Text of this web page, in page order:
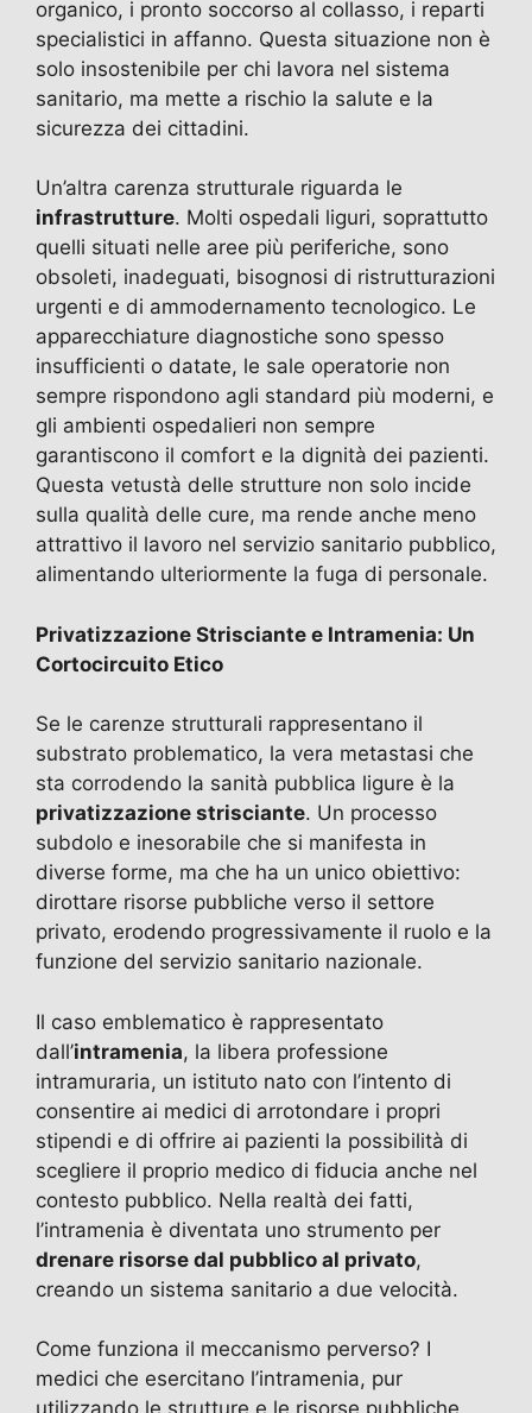
organico, i pronto soccorso al collasso, i reparti
specialistici in affanno. Questa situazione non è
solo insostenibile per chi lavora nel sistema
sanitario, ma mette a rischio la salute e la
sicurezza dei cittadini.
Un’altra carenza strutturale riguarda le
infrastrutture. Molti ospedali liguri, soprattutto
quelli situati nelle aree più periferiche, sono
obsoleti, inadeguati, bisognosi di ristrutturazioni
urgenti e di ammodernamento tecnologico. Le
apparecchiature diagnostiche sono spesso
insufficienti o datate, le sale operatorie non
sempre rispondono agli standard più moderni, e
gli ambienti ospedalieri non sempre
garantiscono il comfort e la dignità dei pazienti.
Questa vetustà delle strutture non solo incide
sulla qualità delle cure, ma rende anche meno
attrattivo il lavoro nel servizio sanitario pubblico,
alimentando ulteriormente la fuga di personale.
Privatizzazione Strisciante e Intramenia: Un
Cortocircuito Etico
Se le carenze strutturali rappresentano il
substrato problematico, la vera metastasi che
sta corrodendo la sanità pubblica ligure è la
privatizzazione strisciante. Un processo
subdolo e inesorabile che si manifesta in
diverse forme, ma che ha un unico obiettivo:
dirottare risorse pubbliche verso il settore
privato, erodendo progressivamente il ruolo e la
funzione del servizio sanitario nazionale.
Il caso emblematico è rappresentato
dall’intramenia, la libera professione
intramuraria, un istituto nato con l’intento di
consentire ai medici di arrotondare i propri
stipendi e di offrire ai pazienti la possibilità di
scegliere il proprio medico di fiducia anche nel
contesto pubblico. Nella realtà dei fatti,
l’intramenia è diventata uno strumento per
drenare risorse dal pubblico al privato,
creando un sistema sanitario a due velocità.
Come funziona il meccanismo perverso? I
medici che esercitano l’intramenia, pur